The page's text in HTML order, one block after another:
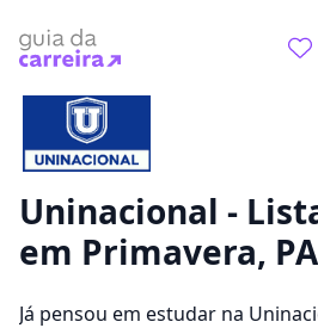
Vamos te guiar no caminho ideal
Sim, já sei
Uninacional -
em Primavera, PA
Já pensou em estudar na